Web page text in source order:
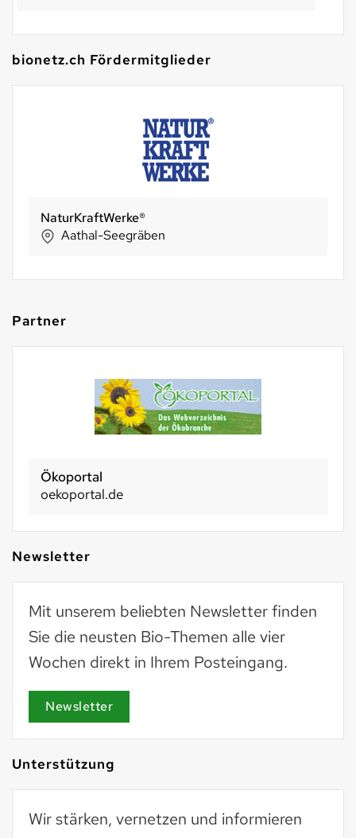
bionetz.ch Fördermitglieder
Sun Snack AG
St. Margrethen
Partner
Ökoportal
oekoportal.de
Newsletter
Mit unserem beliebten Newsletter finden
Sie die neusten Bio-Themen alle vier
Wochen direkt in Ihrem Posteingang.
Newsletter
Unterstützung
Wir stärken, vernetzen und informieren